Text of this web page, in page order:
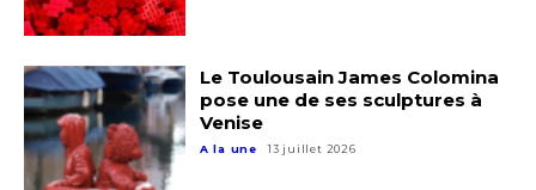
Adresse email*
Nom
Le Toulousain James Colomina
pose une de ses sculptures à
Venise
A la une 13 juillet 2026